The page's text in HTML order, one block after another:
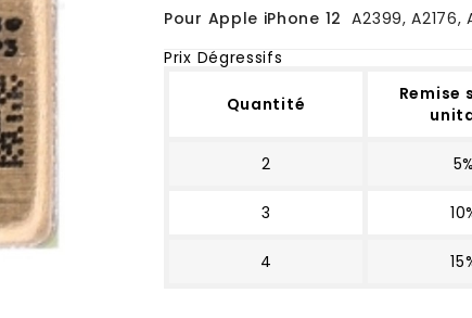
Pour Apple iPhone 12 A2399, A2176,
Prix Dégressifs
Quantité
Remise
2 5%
3
4